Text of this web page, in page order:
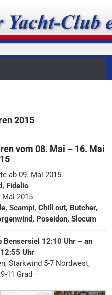
Yacht-Club
2015
vom 08. Mai – 16. Mai
ab 09. Mai 2015
Fidelio
Mai 2015
Scampi, Chill out, Butcher,
Poseidon, Slocum
Bensersiel 12:10 Uhr – an
Uhr
Starkwind 5-7 Nordwest,
11 Grad –